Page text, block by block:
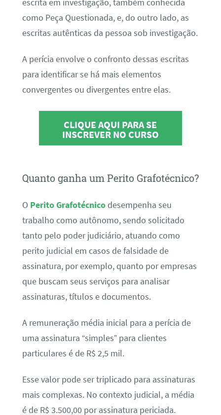
escrita em investigação, também conhecida
como Peça Questionada, e, do outro lado, as
escritas autênticas da pessoa sob investigação.
A perícia envolve o confronto dessas escritas
para identificar se há mais elementos
convergentes ou divergentes entre elas.
CLIQUE AQUI PARA SE
INSCREVER NO CURSO
Quanto ganha um Perito Grafotécnico?
O Perito Grafotécnicodesempenha seu
trabalho como autônomo, sendo solicitado
tanto pelo poder judiciário, atuando como
perito judicial em casos de falsidade de
assinatura, por exemplo, quanto por empresas
que buscam seus serviços para analisar
assinaturas, títulos e documentos.
A remuneração média inicial para a perícia de
uma assinatura “simples” para clientes
particulares é de R$ 2,5 mil.
Esse valor pode ser triplicado para assinaturas
mais complexas. No contexto judicial, a média
é de R$ 3.500,00 por assinatura periciada.